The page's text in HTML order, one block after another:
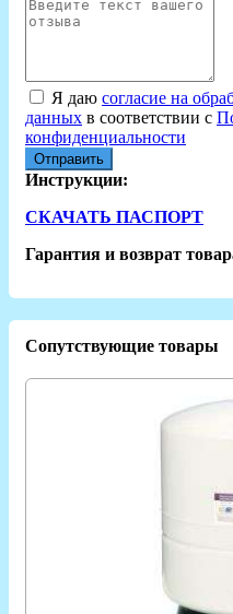
Я даю согласие на
данных в соответствии с
конфиденциальности
Отправить
Инструкции:
СКАЧАТЬ ПАСПОРТ
Гарантия и возврат
Сопутствующие товары